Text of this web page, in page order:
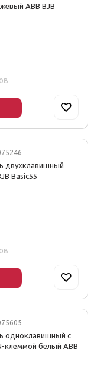
ABB BJB
двухклавишный
Basic55
одноклавишный с
клеммой белый ABB